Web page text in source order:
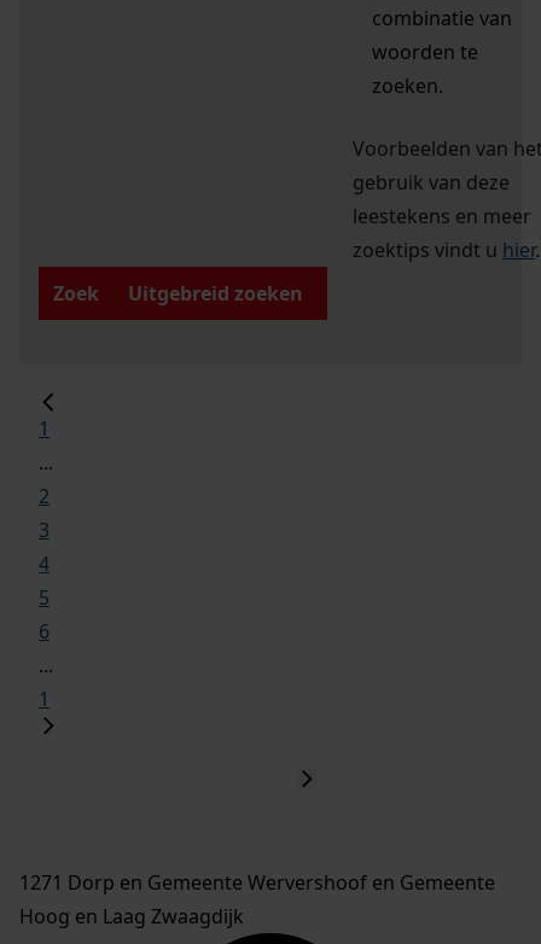
combinatie van
woorden te
zoeken.
Voorbeelden van
gebruik van deze
leestekens en meer
zoektips vindt u hier.
Zoek
Uitgebreid zoeken
1
...
2
3
4
5
6
...
1
1271 Dorp en Gemeente Wervershoof en Gemeente
Hoog en Laag Zwaagdijk